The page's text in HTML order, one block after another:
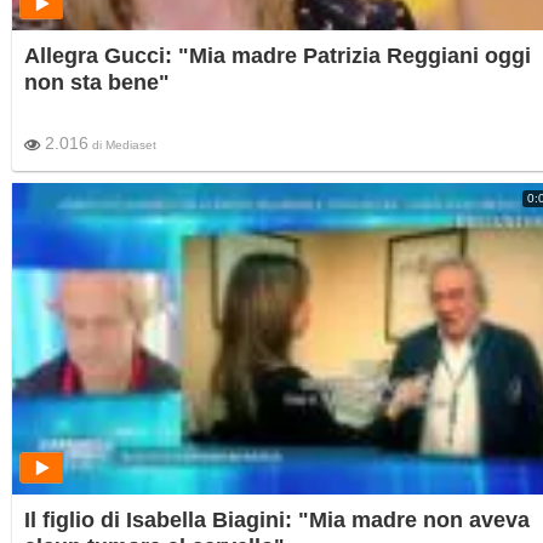
Allegra Gucci: "Mia madre Patrizia Reggiani oggi
non sta bene"
2.016 di Mediaset
Il figlio di Isabella Biagini: "Mia madre non aveva